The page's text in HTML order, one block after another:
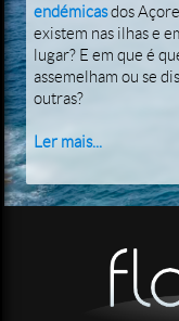
endémicasdos
existem nas ilhas e
lugar? E em que é
assemelham ou se
outras?
Ler mais...